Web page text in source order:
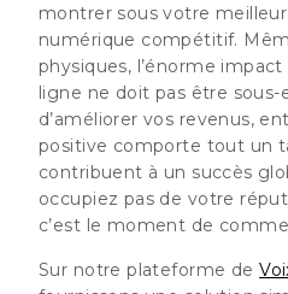
montrer sous votre
numérique compétitif.
physiques, l’énorme
ligne ne doit pas être sous-
d’améliorer vos revenus,
positive comporte tout un
contribuent à un succès
occupiez pas de votre
c’est le moment de
Sur notre plateforme de